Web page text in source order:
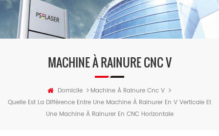
MACHINE À RAINURE CNC V
Domicile > Machine À Rainure Cnc V >
Quelle Est La Différence Entre Une Machine À Rainurer En V Verticale Et
Une Machine À Rainurer En CNC Horizontale